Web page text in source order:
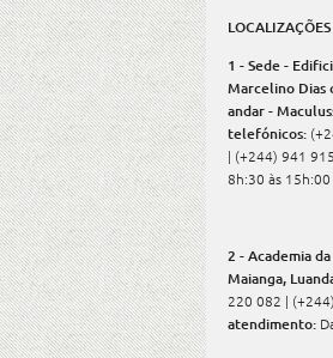
LOCALIZAÇÕES
1 - Sede -
Marcelino Dias
andar -
telefónicos:
| (+244) 941
8h:30 às
2 - Academia
Maianga,
220 082 |
atendimento: